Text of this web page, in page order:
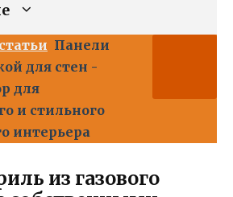
Панели
для стен -
для
и стильного
интерьера
из газового